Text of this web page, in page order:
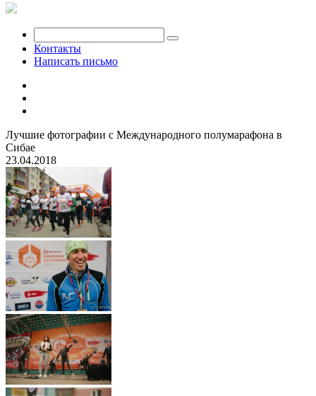
Контакты
Написать письмо
Лучшие фотографии с Международного полумарафона в
Сибае
23.04.2018